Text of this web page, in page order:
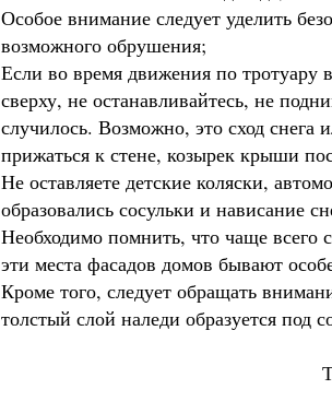
Особое внимание следует уделить
возможного обрушения;
Если во время движения по
сверху, не останавливайтесь, не
случилось. Возможно, это сход
прижаться к стене, козырек крыши
Не оставляете детские коляски,
образовались сосульки и нависание
Необходимо помнить, что чаще всего
эти места фасадов домов бывают
Кроме того, следует обращать
толстый слой наледи образуется под